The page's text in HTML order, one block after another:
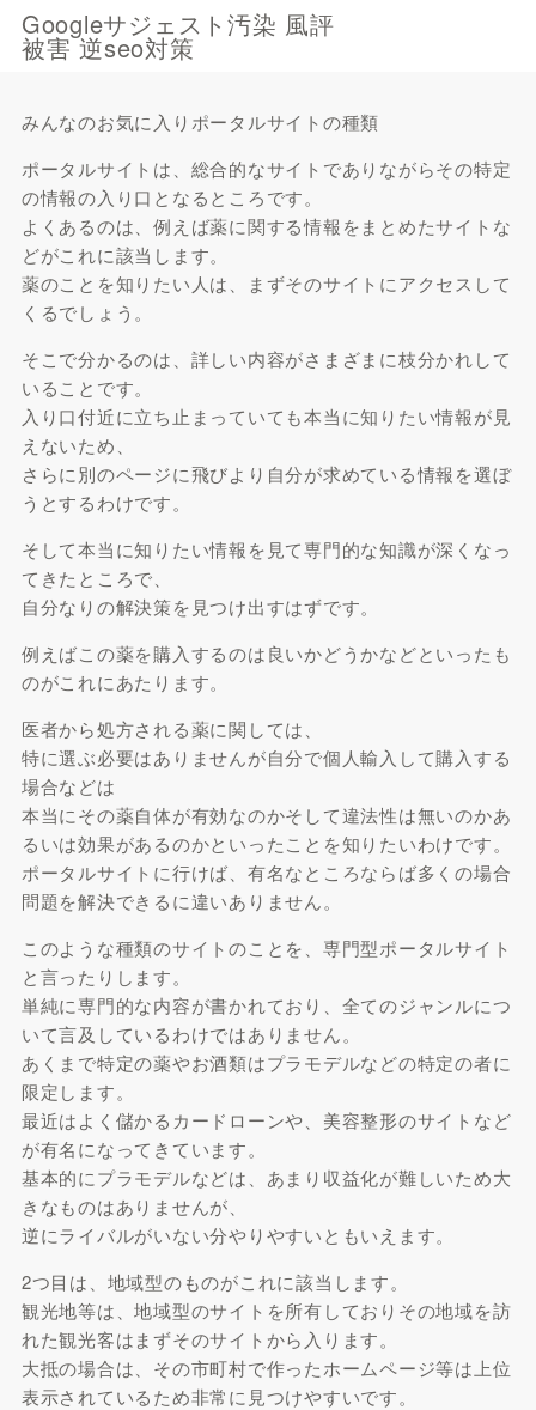
Googleサジェスト汚染 風評
被害 逆seo対策
みんなのお気に入りポータルサイトの種類
ポータルサイトは、総合的なサイトでありながらその特定
の情報の入り口となるところです。
よくあるのは、例えば薬に関する情報をまとめたサイトな
どがこれに該当します。
薬のことを知りたい人は、まずそのサイトにアクセスして
くるでしょう。
そこで分かるのは、詳しい内容がさまざまに枝分かれして
いることです。
入り口付近に立ち止まっていても本当に知りたい情報が見
えないため、
さらに別のページに飛びより自分が求めている情報を選ぼ
うとするわけです。
そして本当に知りたい情報を見て専門的な知識が深くなっ
てきたところで、
自分なりの解決策を見つけ出すはずです。
例えばこの薬を購入するのは良いかどうかなどといったも
のがこれにあたります。
医者から処方される薬に関しては、
特に選ぶ必要はありませんが自分で個人輸入して購入する
場合などは
本当にその薬自体が有効なのかそして違法性は無いのかあ
るいは効果があるのかといったことを知りたいわけです。
ポータルサイトに行けば、有名なところならば多くの場合
問題を解決できるに違いありません。
このような種類のサイトのことを、専門型ポータルサイト
と言ったりします。
単純に専門的な内容が書かれており、全てのジャンルにつ
いて言及しているわけではありません。
あくまで特定の薬やお酒類はプラモデルなどの特定の者に
限定します。
最近はよく儲かるカードローンや、美容整形のサイトなど
が有名になってきています。
基本的にプラモデルなどは、あまり収益化が難しいため大
きなものはありませんが、
逆にライバルがいない分やりやすいともいえます。
2つ目は、地域型のものがこれに該当します。
観光地等は、地域型のサイトを所有しておりその地域を訪
れた観光客はまずそのサイトから入ります。
大抵の場合は、その市町村で作ったホームページ等は上位
表示されているため非常に見つけやすいです。